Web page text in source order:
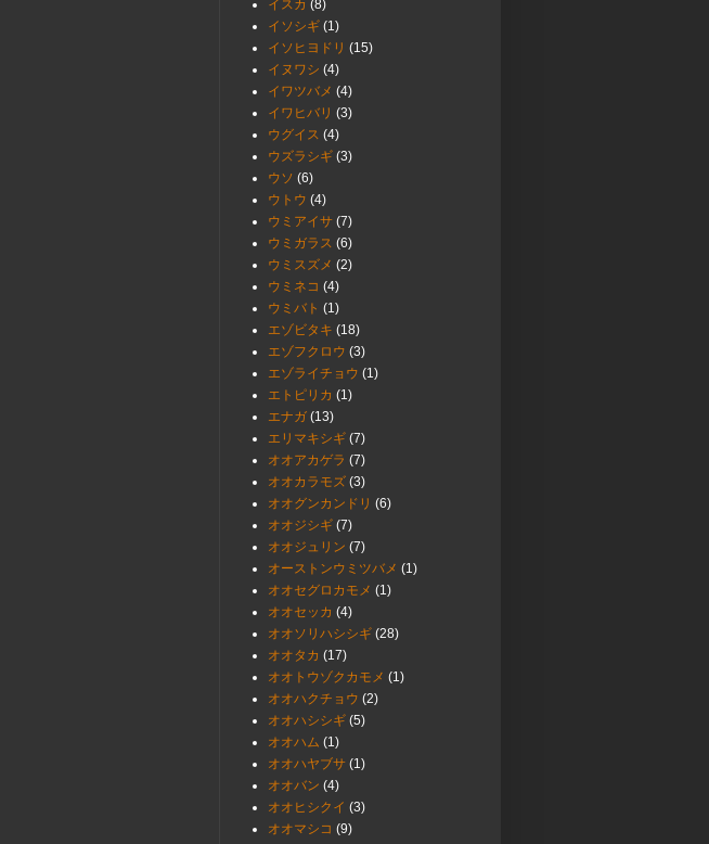
イスカ (8)
イソシギ (1)
イソヒヨドリ (15)
イヌワシ (4)
イワツバメ (4)
イワヒバリ (3)
ウグイス (4)
ウズラシギ (3)
ウソ (6)
ウトウ (4)
ウミアイサ (7)
ウミガラス (6)
ウミスズメ (2)
ウミネコ (4)
ウミバト (1)
エゾビタキ (18)
エゾフクロウ (3)
エゾライチョウ (1)
エトピリカ (1)
エナガ (13)
エリマキシギ (7)
オオアカゲラ (7)
オオカラモズ (3)
オオグンカンドリ (6)
オオジシギ (7)
オオジュリン (7)
オーストンウミツバメ (1)
オオセグロカモメ (1)
オオセッカ (4)
オオソリハシシギ (28)
オオタカ (17)
オオトウゾクカモメ (1)
オオハクチョウ (2)
オオハシシギ (5)
オオハム (1)
オオハヤブサ (1)
オオバン (4)
オオヒシクイ (3)
オオマシコ (9)